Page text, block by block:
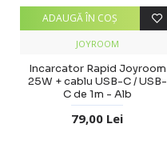
JOYROOM
Incarcator Rapid Joyroom
25W + cablu USB-C / USB-
C de 1m - Alb
79,00 Lei
ADAUGĂ ÎN COŞ